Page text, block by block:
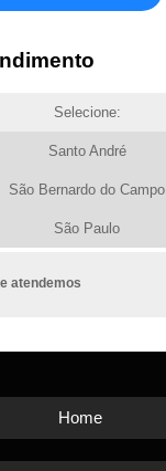
Selecione:
Santo André
São Bernardo do Campo
São Paulo
atendemos
Home